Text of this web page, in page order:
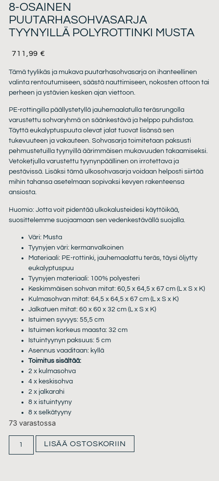
8-OSAINEN
PUUTARHASOHVASARJA
TYYNYILLÄ POLYROTTINKI MUSTA
711,99€
Tämä tyylikäs ja mukava puutarhasohvasarja on ihanteellinen
valinta rentoutumiseen, säästä nauttimiseen, nokosten ottoon tai
perheen ja ystävien kesken ajan viettoon.
PE-rottingilla päällystetyllä jauhemaalatulla teräsrungolla
varustettu sohvaryhmä on säänkestävä ja helppo puhdistaa.
Täyttä eukalyptuspuuta olevat jalat tuovat lisänsä sen
tukevuuteen ja vakauteen. Sohvasarja toimitetaan paksusti
pehmustetuilla tyynyillä äärimmäisen mukavuuden takaamiseksi.
Vetoketjulla varustettu tyynynpäällinen on irrotettava ja
pestävissä. Lisäksi tämä ulkosohvasarja voidaan helposti siirtää
mihin tahansa asetelmaan sopivaksi kevyen rakenteensa
ansiosta.
Huomio: Jotta voit pidentää ulkokalusteidesi käyttöikää,
suosittelemme suojaamaan sen vedenkestävällä suojalla.
Väri: Musta
Tyynyjen väri: kermanvalkoinen
Materiaali: PE-rottinki, jauhemaalattu teräs, täysi öljytty
eukalyptuspuu
Tyynyjen materiaali: 100% polyesteri
Keskimmäisen sohvan mitat: 60,5 x 64,5 x 67 cm (L x S x K)
Kulmasohvan mitat: 64,5 x 64,5 x 67 cm (L x S x K)
Jalkatuen mitat: 60 x 60 x 32 cm (L x S x K)
Istuimen syvyys: 55,5 cm
Istuimen korkeus maasta: 32 cm
Istuintyynyn paksuus: 5 cm
Asennus vaaditaan: kyllä
Toimitus sisältää:
2 x kulmasohva
4 x keskisohva
2 x jalkarahi
8 x istuintyyny
8 x selkätyyny
73 varastossa
LISÄÄ OSTOSKORIIN